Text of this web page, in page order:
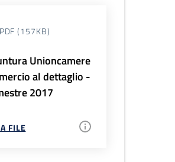
PDF (157KB)
Unioncamere
al dettaglio -
2017
FILE